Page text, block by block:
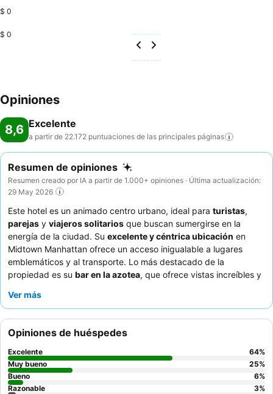
$ 0
$ 0
Opiniones
8,6 Excelente
a partir de 22.172 puntuaciones de las principales páginas
Resumen de opiniones
Resumen creado por IA a partir de 1.000+ opiniones · Última actualización:
29 May 2026
Este hotel es un animado centro urbano, ideal para turistas,
parejas y viajeros solitarios que buscan sumergirse en la
energía de la ciudad. Su excelente y céntrica ubicación en
Midtown Manhattan ofrece un acceso inigualable a lugares
emblemáticos y al transporte. Lo más destacado de la
propiedad es su bar en la azotea, que ofrece vistas increíbles y
alpersonal y el servicio excepcionales
complacientes, y aprecian el cómodo
cortesíapor las mañanas. Para disfrutar de la mejor
experiencia, considere visitar el
contemplar las vistas al atardecer.
Ver más
Opiniones de huéspedes
Excelente 64%
Muy bueno
25%
Bueno
6%
Razonable
3%